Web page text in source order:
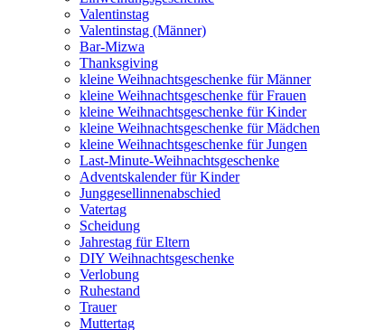
Valentinstag
Valentinstag (Männer)
Bar-Mizwa
Thanksgiving
kleine Weihnachtsgeschenke für Männer
kleine Weihnachtsgeschenke für Frauen
kleine Weihnachtsgeschenke für Kinder
kleine Weihnachtsgeschenke für Mädchen
kleine Weihnachtsgeschenke für Jungen
Last-Minute-Weihnachtsgeschenke
Adventskalender für Kinder
Junggesellinnenabschied
Vatertag
Scheidung
Jahrestag für Eltern
DIY Weihnachtsgeschenke
Verlobung
Ruhestand
Trauer
Muttertag